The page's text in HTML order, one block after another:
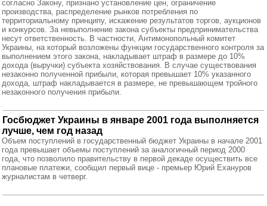
согласно Закону, признано установление цен, ограничение
производства, распределение рынков потребления по
территориальному принципу, искажение результатов торгов, аукционов
и конкурсов. За невыполнение закона субъекты предпринимательства
несут ответственность. В частности, Антимонопольный комитет
Украины, на который возложены функции государственного контроля за
выполнением этого закона, накладывает штраф в размере до 10%
дохода (выручки) субъекта хозяйствования. В случае существования
незаконно полученной прибыли, которая превышает 10% указанного
дохода, штраф накладывается в размере, не превышающем тройного
незаконного получения прибыли.
Госбюджет Украины в январе 2001 года выполняется
лучше, чем год назад
Объем поступлений в государственный бюджет Украины в начале 2001
года превышает объемы поступлений за аналогичный период 2000
года, что позволило правительству в первой декаде осуществить все
плановые платежи, сообщил первый вице - премьер Юрий Ехануров
журналистам в четверг.